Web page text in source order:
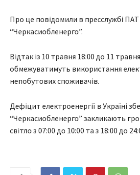
Про це повідомили в пресслужбі ПАТ
“Черкасиобленерго”.
Відтак із 10 травня 18:00 до 11
обмежуватимуть використання
непобутових споживачів.
Дефіцит електроенергії в Україні
“Черкасиобленерго” закликають
світло з 07:00 до 10:00 та з 18:00 до